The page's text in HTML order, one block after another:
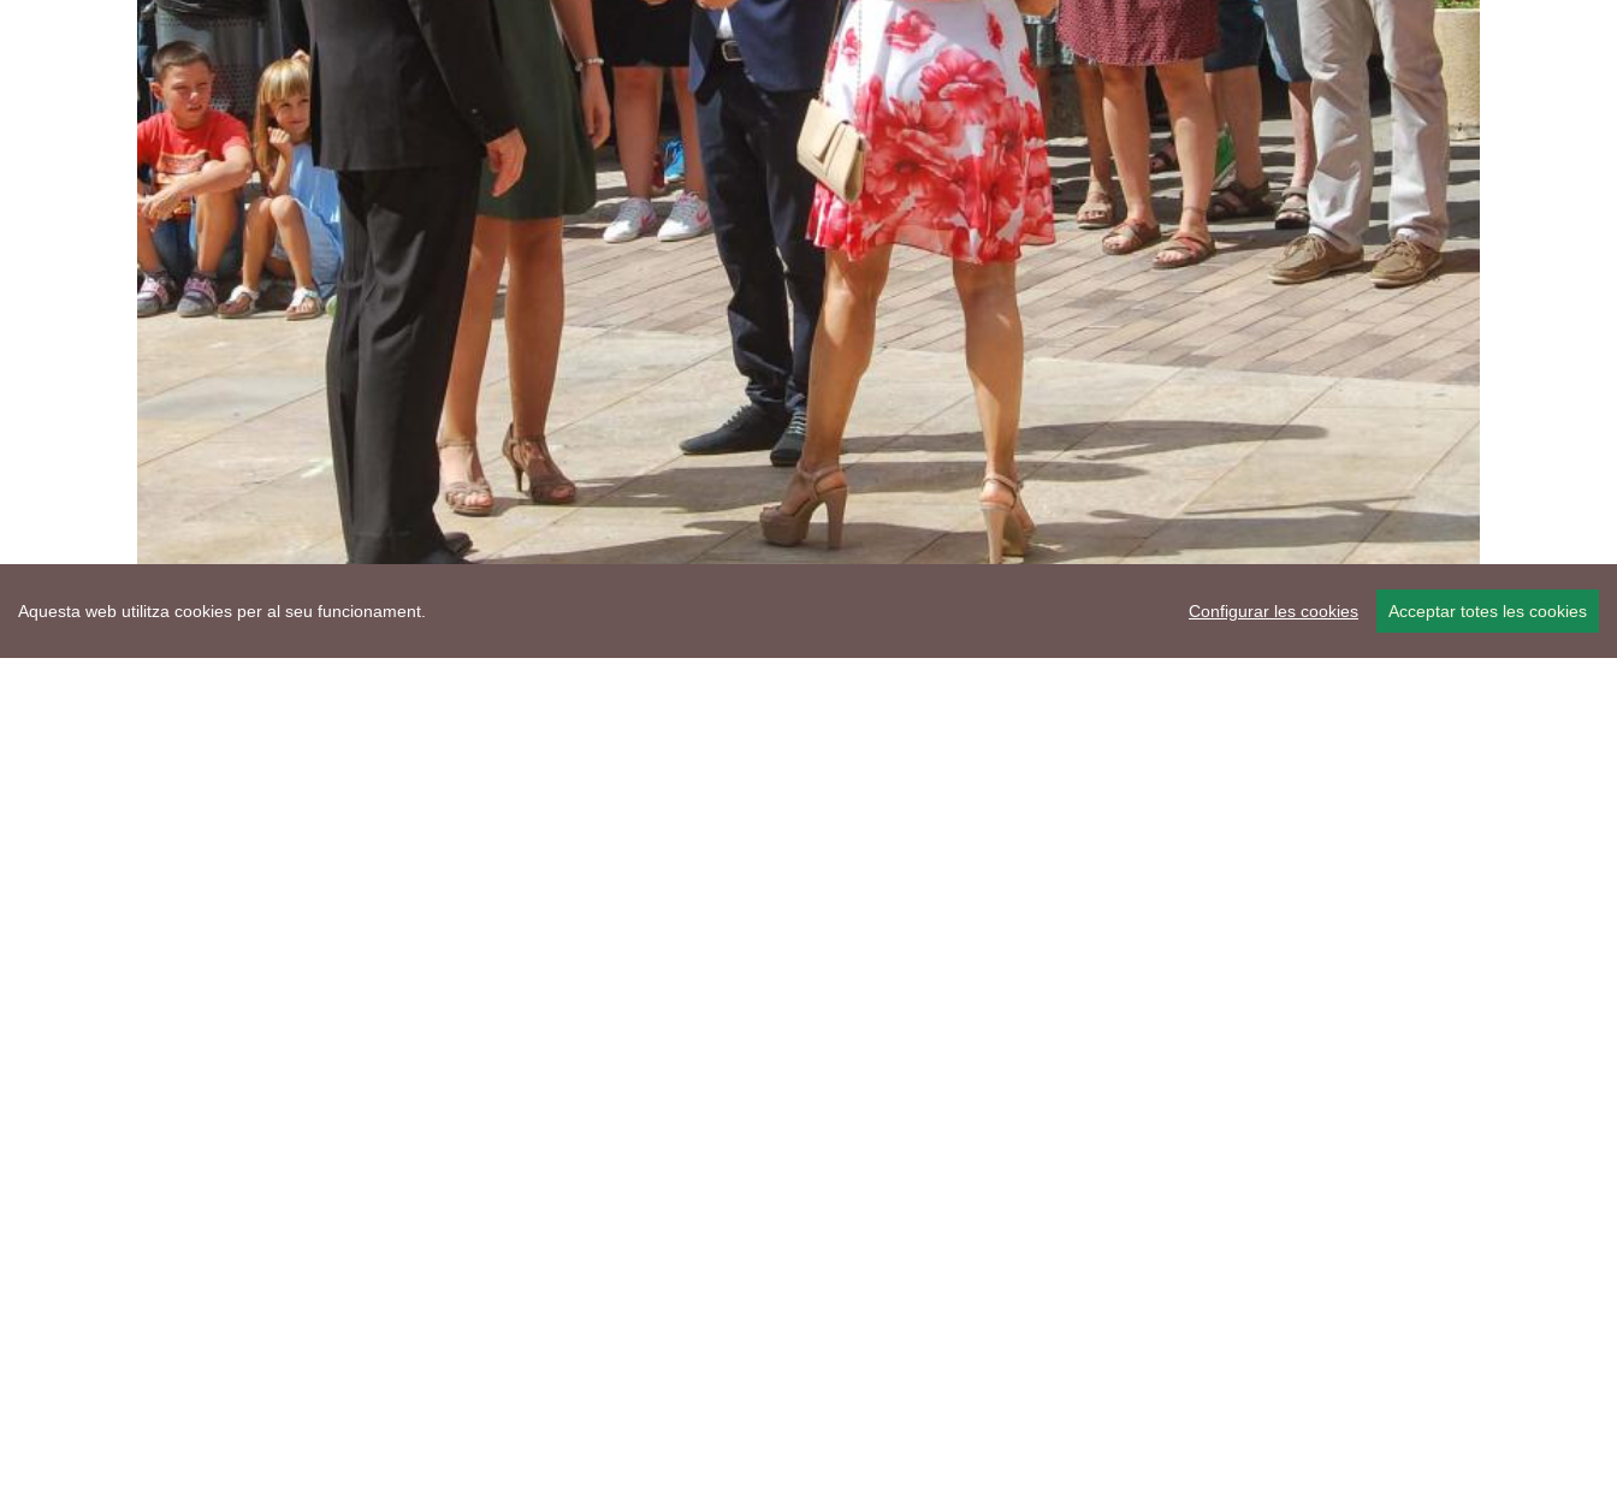
Aquesta web utilitza cookies per al seu funcionament. Configurar les cookies Acceptar totes les cookies
Ho vols compartir?